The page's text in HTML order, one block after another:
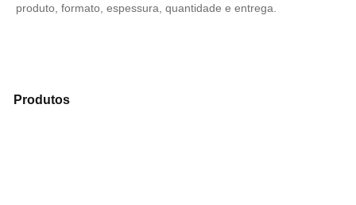
produto, formato, espessura, quantidade e entrega.
Produtose encontre o produto mais indicado para sua